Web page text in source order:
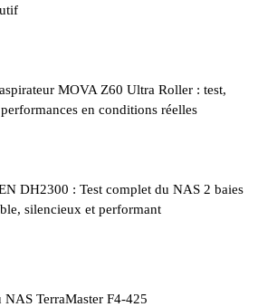
MOVA Z60 Ultra Roller : test,
en conditions réelles
DH2300 : Test complet du NAS 2 baies
silencieux et performant
NAS TerraMaster F4-425